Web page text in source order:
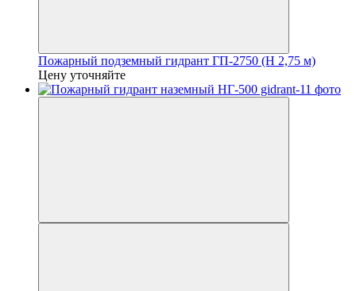
Пожарный подземный гидрант ГП-2750 (H 2,75 м)
Цену уточняйте